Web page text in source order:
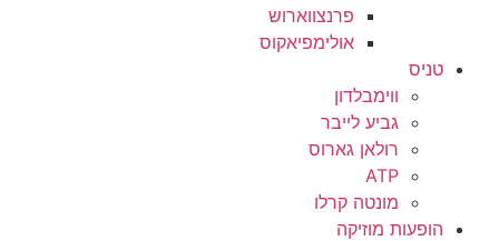
פרנצווארוש
אולימפיאקוס
טניס
ווימבלדון
גביע לייבר
רולאן גארוס
ATP
מונטה קרלו
הופעות מוזיקה